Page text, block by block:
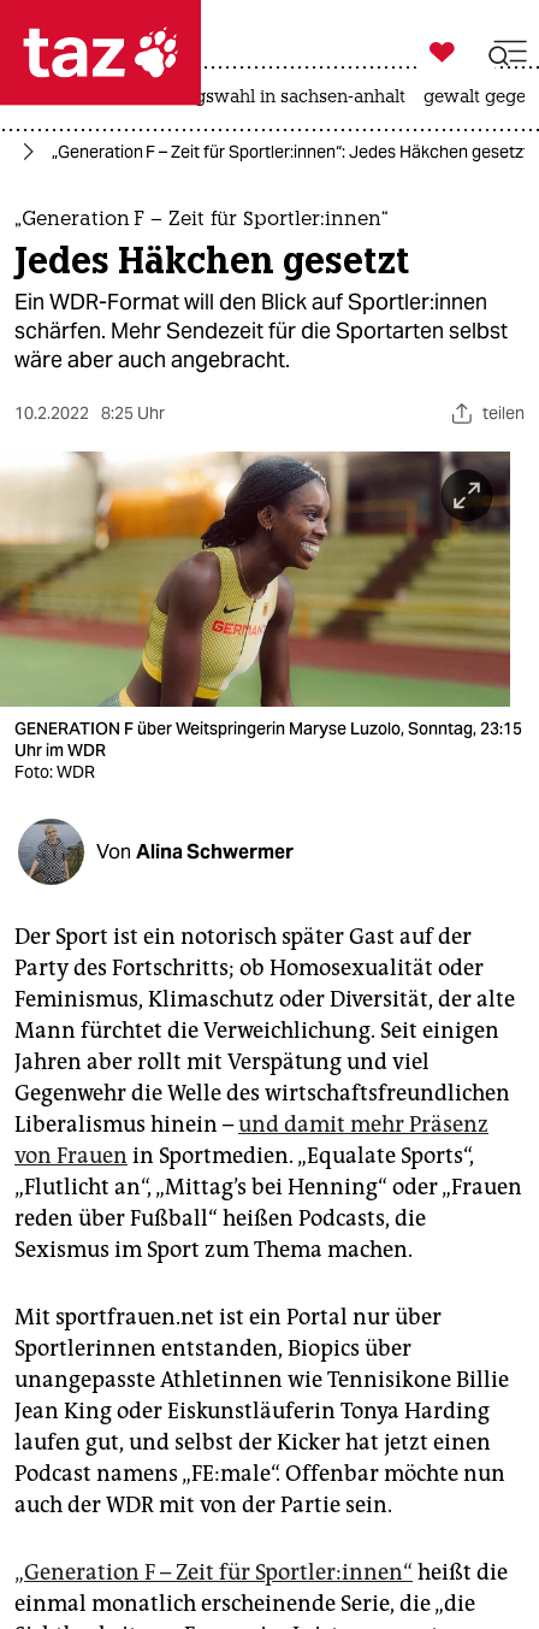
 taz zahl ich
taz zahl ich
themen
politik
öko
sport
berlin
nord
wahrheit
verlag
verlag
shop
fragen & hilfe
unterstützen
abo
genossenschaft
epaper login

taz zahl ich
landtagswahl in sachsen-anhalt gewalt
„Generation F – Zeit für Sportler:innen“: Jedes Häkchen gesetzt
„Generation F – Zeit für Sportler:innen“
Jedes Häkchen gesetzt
Ein WDR-Format will den Blick auf Sport­le­r:in­nen
schärfen. Mehr Sendezeit für die Sportarten selbst
wäre aber auch angebracht.
10.2.2022 8:25 Uhr teilen
GENERATION F über Weitspringerin Maryse Luzolo, Sonntag, 23:15
Uhr im WDR
Foto: WDR
Von Alina Schwermer
Der Sport ist ein notorisch später Gast auf der
Party des Fortschritts; ob Homosexualität oder
Feminismus, Klimaschutz oder Diversität, der alte
Mann fürchtet die Verweichlichung. Seit einigen
Jahren aber rollt mit Verspätung und viel
Gegenwehr die Welle des wirtschaftsfreundlichen
Liberalismus hinein –und damit mehr Präsenz
von Frauen in Sportmedien. „Equalate Sports“,
„Flutlicht an“, „Mittag’s bei Henning“ oder „Frauen
reden über Fußball“ heißen Podcasts, die
Sexismus im Sport zum Thema machen.
Mit sportfrauen.net ist ein Portal nur über
Sportlerinnen entstanden, Biopics über
unangepasste Athletinnen wie Tennisikone Billie
Jean King oder Eiskunstläuferin Tonya Harding
laufen gut, und selbst der Kicker hat jetzt einen
Podcast namens „FE:male“. Offenbar möchte nun
auch der WDR mit von der Partie sein.
„Generation F – Zeit für Sportler:innen“ heißt die
einmal monatlich erscheinende Serie, die „die